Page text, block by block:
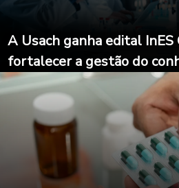
A Usach ganha edital
fortalecer a gestão do